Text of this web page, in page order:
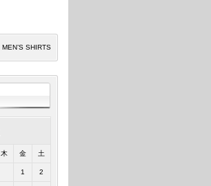
MEN’S SHIRTS
木 金 土
1 2